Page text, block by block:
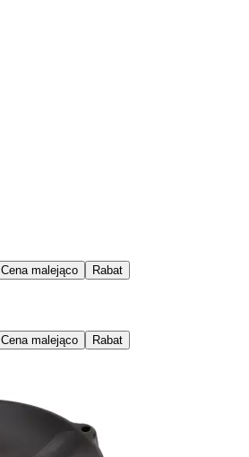
Cena malejąco Rabat
Cena malejąco Rabat